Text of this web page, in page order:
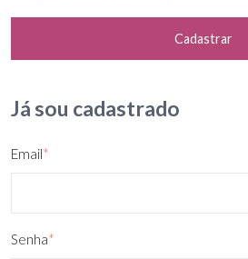
Cadastrar
Já sou cadastrado
Email*
Senha*